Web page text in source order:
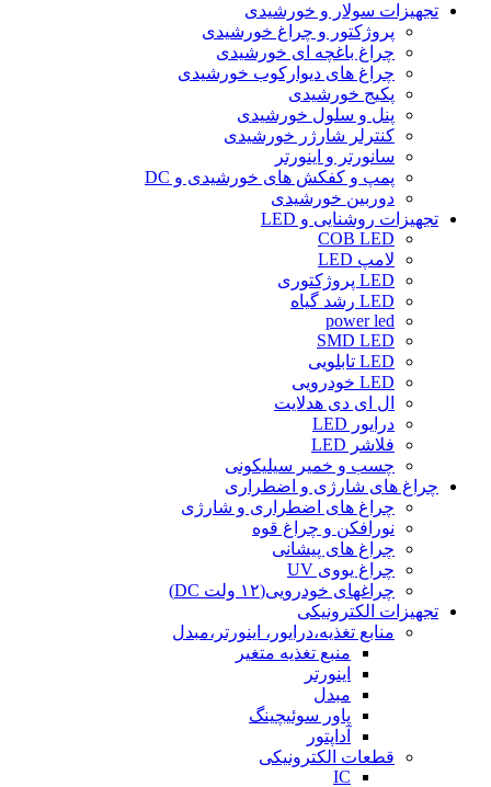
تجهیزات سولار و خورشیدی
پروژکتور و چراغ خورشیدی
چراغ باغچه ای خورشیدی
چراغ های دیوارکوب خورشیدی
پکیج خورشیدی
پنل و سلول خورشیدی
کنترلر شارژر خورشیدی
سانورتر و اینورتر
پمپ و کفکش های خورشیدی و DC
دوربین خورشیدی
تجهیزات روشنایی و LED
COB LED
لامپ LED
LED پروژکتوری
LED رشد گیاه
power led
SMD LED
LED تابلویی
LED خودرویی
ال ای دی هدلایت
درایور LED
فلاشر LED
چسب و خمیر سیلیکونی
چراغ های شارژی و اضطراری
چراغ های اضطراری و شارژی
نورافکن و چراغ قوه
چراغ های پیشانی
چراغ یووی UV
چراغهای خودرویی(۱۲ ولت DC)
تجهیزات الکترونیکی
منابع تغذیه،درایور، اینورتر،مبدل
منبع تغذیه متغیر
اینورتر
مبدل
پاور سوئیچینگ
آداپتور
قطعات الکترونیکی
IC